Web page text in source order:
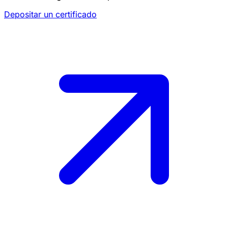
Depositar un certificado